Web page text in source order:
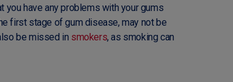
you have any problems with your gums
first stage of gum disease, may not be
be missed in smokers, as smoking can